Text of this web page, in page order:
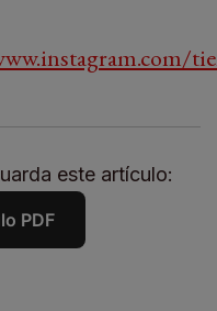
este artículo:
PDF